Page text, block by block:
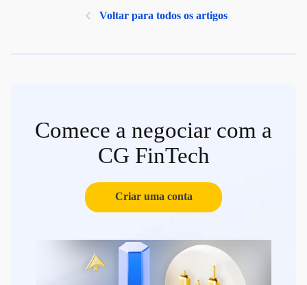
Voltar para todos os artigos
Comece a negociar com a
CG FinTech
Criar uma conta